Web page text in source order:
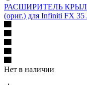
РАСШИРИТЕЛЬ
(ориг.) для Infiniti FX 35
Нет в наличии